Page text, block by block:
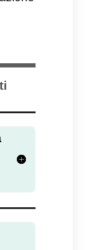
il
il
canali e
scegliere
più comodo
consente